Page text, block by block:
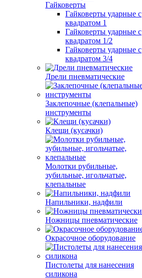
Гайковерты
Гайковерты ударные с
квадратом 1
Гайковерты ударные с
квадратом 1/2
Гайковерты ударные с
квадратом 3/4
Дрели пневматические
Заклепочные (клепальные)
инструменты
Клещи (кусачки)
Молотки рубильные,
зубильные, игольчатые,
клепальные
Напильники, надфили
Ножницы пневматические
Окрасочное оборудование
Пистолеты для нанесения
силикона